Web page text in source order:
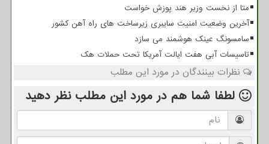
متا از نخست وزیر هند پوزش خواست
آخرین وضعیت امنیت سایبری زیرساخت های راه آهن کشور
سامسونگ عینک هوشمند می سازد
تاسیسات آبی هفت ایالت آمریکا تحت حملات هک
نظرات بینندگان در مورد این مطلب
لطفا شما هم در مورد این مطلب نظر دهید